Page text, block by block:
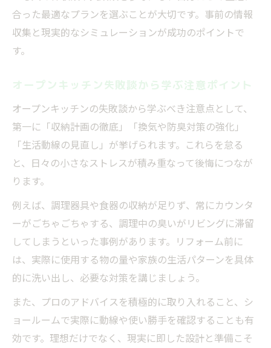
合った最適なプランを選ぶことが大切です。事前の情報
収集と現実的なシミュレーションが成功のポイントで
す。
オープンキッチン失敗談から学ぶ注意ポイント
オープンキッチンの失敗談から学ぶべき注意点として、
第一に「収納計画の徹底」「換気や防臭対策の強化」
「生活動線の見直し」が挙げられます。これらを怠る
と、日々の小さなストレスが積み重なって後悔につなが
ります。
例えば、調理器具や食器の収納が足りず、常にカウンタ
ーがごちゃごちゃする、調理中の臭いがリビングに滞留
してしまうといった事例があります。リフォーム前に
は、実際に使用する物の量や家族の生活パターンを具体
的に洗い出し、必要な対策を講じましょう。
また、プロのアドバイスを積極的に取り入れること、シ
ョールームで実際に動線や使い勝手を確認することも有
効です。理想だけでなく、現実に即した設計と準備こそ